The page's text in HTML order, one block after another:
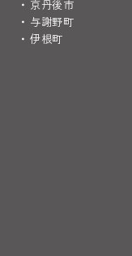
京丹後市
与謝野町
伊根町